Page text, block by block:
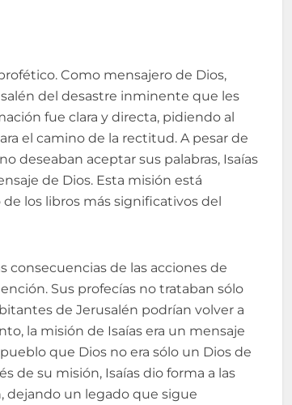
Como mensajero de Dios,
del desastre inminente que les
fue clara y directa, pidiendo al
el camino de la rectitud. A pesar de
deseaban aceptar sus palabras, Isaías
de Dios. Esta misión está
los libros más significativos del
consecuencias de las acciones de
Sus profecías no trataban sólo
de Jerusalén podrían volver a
la misión de Isaías era un mensaje
que Dios no era sólo un Dios de
de su misión, Isaías dio forma a las
dejando un legado que sigue